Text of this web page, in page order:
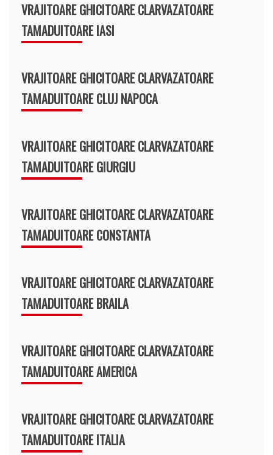
VRAJITOARE GHICITOARE CLARVAZATOARE
TAMADUITOARE IASI
VRAJITOARE GHICITOARE CLARVAZATOARE
TAMADUITOARE CLUJ NAPOCA
VRAJITOARE GHICITOARE CLARVAZATOARE
TAMADUITOARE GIURGIU
VRAJITOARE GHICITOARE CLARVAZATOARE
TAMADUITOARE CONSTANTA
VRAJITOARE GHICITOARE CLARVAZATOARE
TAMADUITOARE BRAILA
VRAJITOARE GHICITOARE CLARVAZATOARE
TAMADUITOARE AMERICA
VRAJITOARE GHICITOARE CLARVAZATOARE
TAMADUITOARE ITALIA